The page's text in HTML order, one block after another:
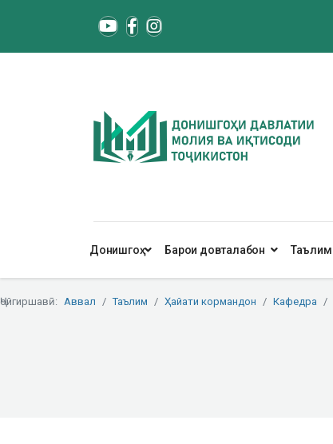
Донишгоҳ Барои довталабон Таълим
Ҷойгиршавӣ: Аввал Таълим Ҳайати кормандон Кафедра